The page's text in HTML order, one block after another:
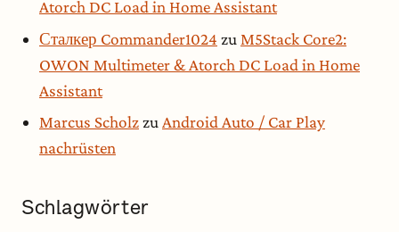
Atorch DC Load in Home Assistant
Сталкер Commander1024 zu M5Stack Core2:
OWON Multimeter & Atorch DC Load in Home
Assistant
Marcus ScholzzuAndroid Auto / Car Play
nachrüsten
Schlagwörter